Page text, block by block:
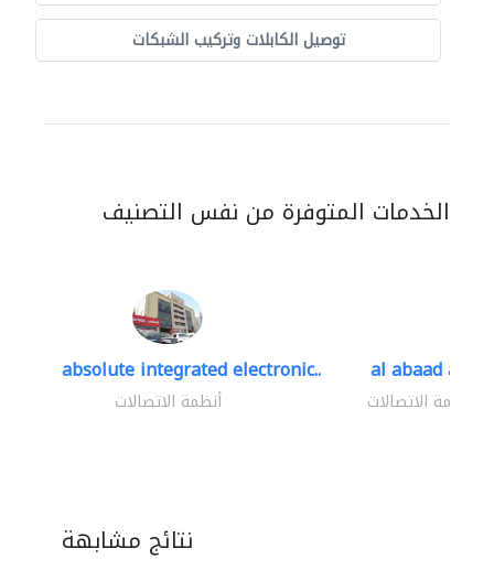
توصيل الكابلات وتركيب الشبكات
الخدمات المتوفرة من نفس التصنيف
absolute integrated electronic..
أنظمة الاتصالات
al abaad al..
أنظمة الاتصالات
نتائج مشابهة